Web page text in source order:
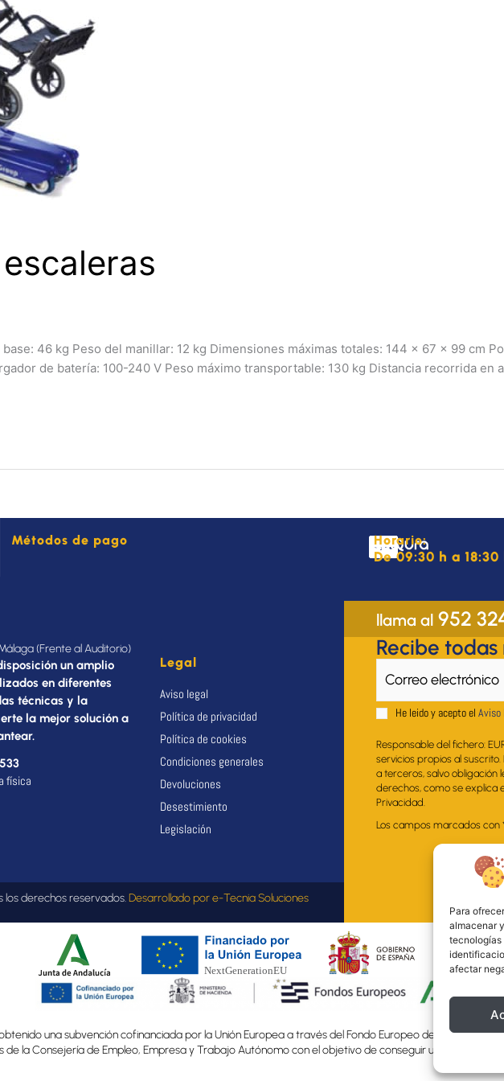
Para
almacenar
tecnologías
afectar
46 kg Peso del manillar: 12 kg Dimensiones máximas totales: 144 x 67 x 99 cm
de batería: 100-240 V Peso máximo transportable: 130 kg Distancia recorrida
Métodos de pago Horario:
De 09:30 h a 18:30
(Frente al Auditorio)
un amplio
en diferentes
técnicas y la
la mejor solución a
física
Legal
Aviso legal
Política de privacidad
Política de cookies
Condiciones generales
Devoluciones
Desestimiento
Legislación
llama al952
Recibe
He leido y acepto el Aviso
Responsable del fichero:
servicios propios al
a terceros, salvo obligación
derechos, como se explica
Privacidad.
Los campos marcados con
los derechos reservados.Desarrollado pore-Tecnia Soluciones
una subvención cofinanciada por la Unión Europea a través del Fondo Europeo de Desarrollo
de la Consejería de Empleo, Empresa y Trabajo Autónomo con el objetivo de conseguir un tejido